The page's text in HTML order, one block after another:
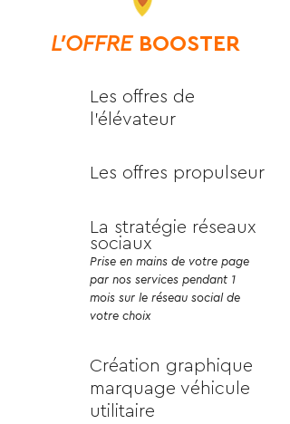
L'OFFRE BOOSTER
Les offres de
l'élévateur
Les offres propulseur
La stratégie réseaux
sociaux
Prise en mains de votre page
par nos services pendant 1
mois sur le réseau social de
votre choix
Création graphique
marquage véhicule
utilitaire